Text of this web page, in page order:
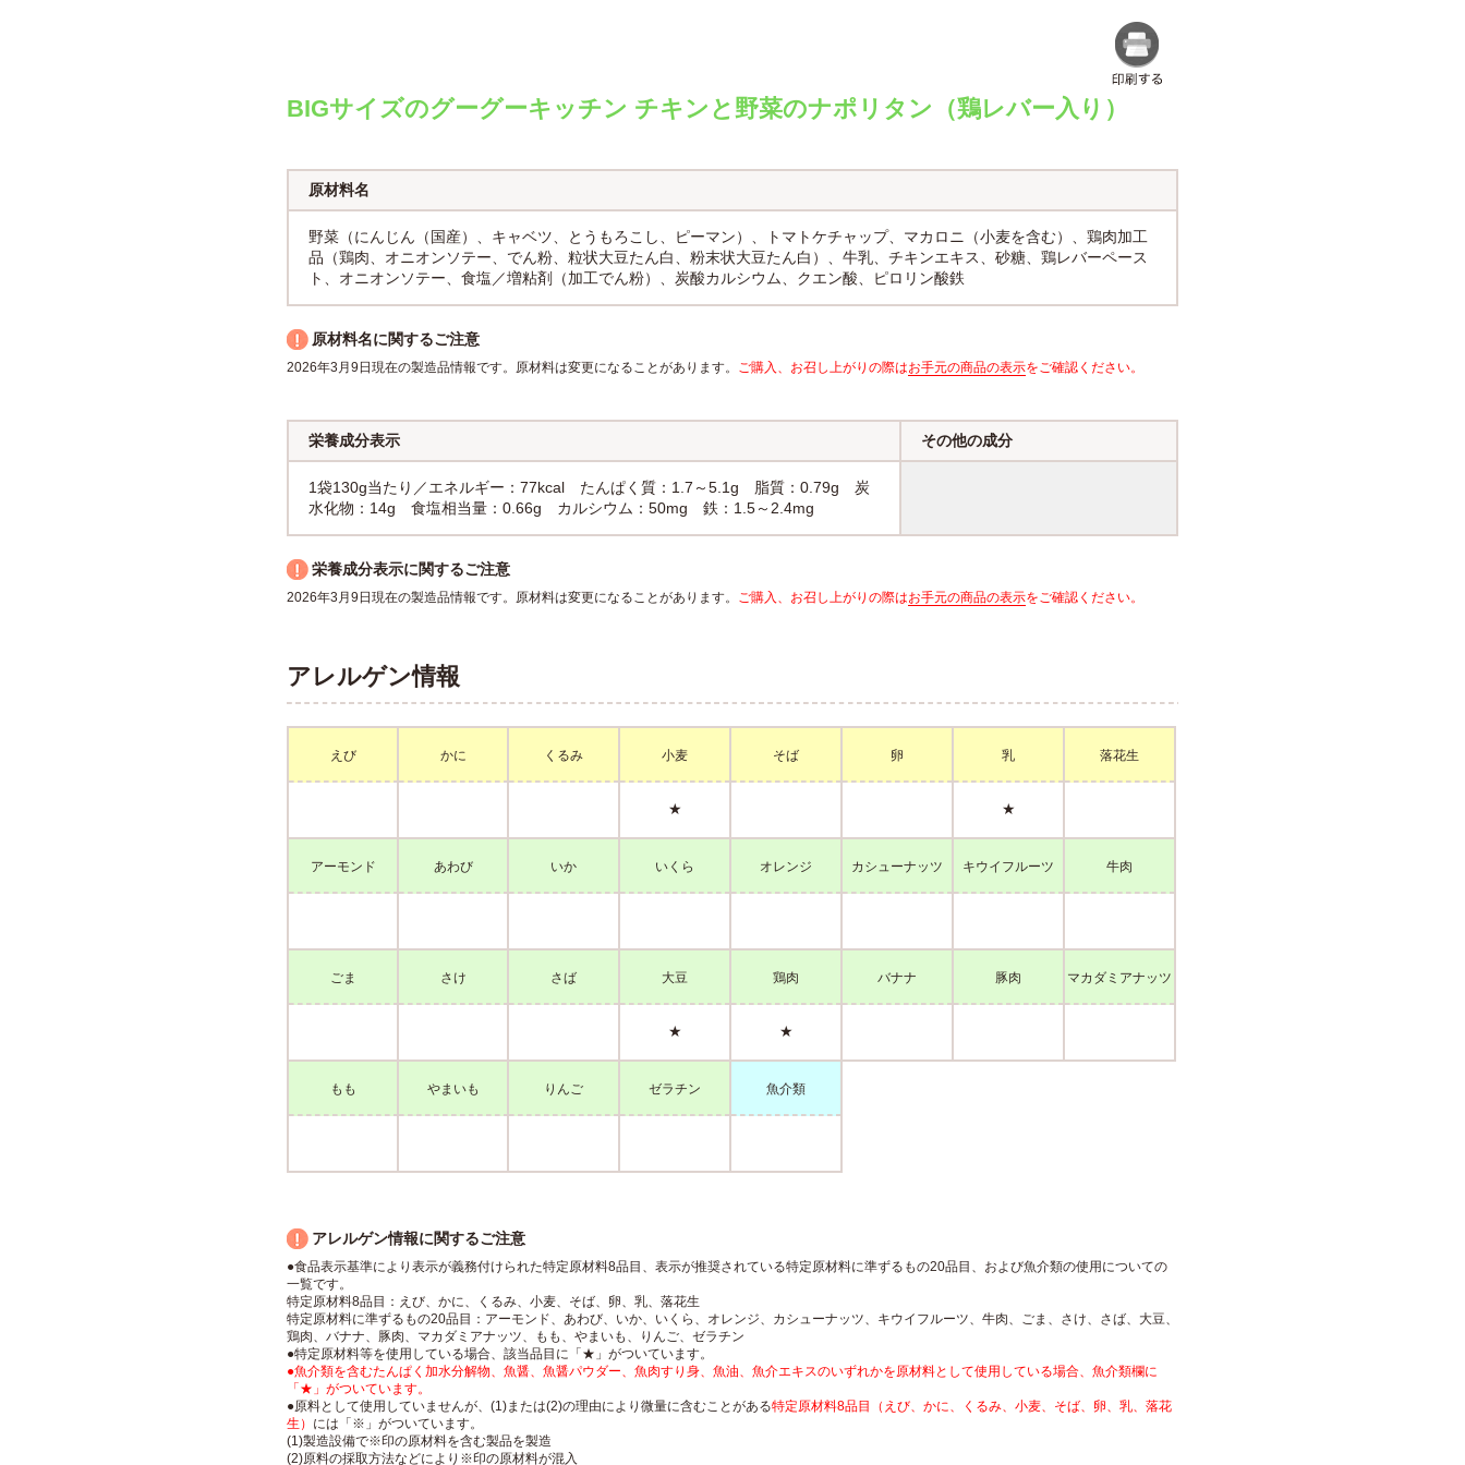
BIGサイズのグーグーキッチン チキンと野菜のナポリタン（鶏レバー入り）
原材料名
野菜（にんじん（国産）、キャベツ、とうもろこし、ピーマン）、トマトケチャップ、マカロニ（小麦を含む）、鶏肉加工
品（鶏肉、オニオンソテー、でん粉、粒状大豆たん白、粉末状大豆たん白）、牛乳、チキンエキス、砂糖、鶏レバーペース
ト、オニオンソテー、食塩／増粘剤（加工でん粉）、炭酸カルシウム、クエン酸、ピロリン酸鉄
原材料名に関するご注意
2026年3月9日現在の製造品情報です。原材料は変更になることがあります。 ご購入、お召し上がりの際はお手元の商品の表示をご確認ください。
栄養成分表示
1袋130g当たり／エネルギー：77kcal たんぱく質：1.7～5.1g 脂質：0.79g 炭
水化物：14g 食塩相当量：0.66g カルシウム：50mg 鉄：1.5～2.4mg
その他の成分
栄養成分表示に関するご注意
2026年3月9日現在の製造品情報です。原材料は変更になることがあります。 ご購入、お召し上がりの際はお手元の商品の表示をご確認ください。
アレルゲン情報
えび かに くるみ 小麦
★
そば 卵 乳 落花生
★
アーモンド あわび いか いくら オレンジ カシューナッツ キウイフルーツ 牛肉
ごま さけ さば 大豆
★
鶏肉 バナナ 豚肉 マカダミアナッツ
★
もも まいも りんご ゼラチン 魚介類
アレルゲン情報に関するご注意
●食品表示基準により表示が義務付けられた特定原材料8品目、表示が推奨されている特定原材料に準ずるもの20品目、および魚介類の使用についての
一覧です。
特定原材料8品目：えび、かに、くるみ、小麦、そば、卵、乳、落花生
特定原材料に準ずるもの20品目：アーモンド、あわび、いか、いくら、オレンジ、カシューナッツ、キウイフルーツ、牛肉、ごま、さけ、さば、大豆、
鶏肉、バナナ、豚肉、マカダミアナッツ、もも、やまいも、りんご、ゼラチン
●特定原材料等を使用している場合、該当品目に「★」がついています。
●魚介類を含むたんぱく加水分解物、魚醤、魚醤パウダー、魚肉すり身、魚油、魚介エキスのいずれかを原材料として使用している場合、魚介類欄に
「★」がついています。
●原料として使用していませんが、(1)または(2)の理由により微量に含むことがある特定原材料8品目（えび、かに、くるみ、小麦、そば、卵、乳、落花
生） には「※」がついています。
(1)製造設備で※印の原材料を含む製品を製造
(2)原料の採取方法などにより※印の原材料が混入